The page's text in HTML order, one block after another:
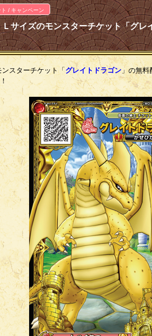
ト / キャンペーン
サイズのモンスターチケット「グレ
ンスターチケット「グレイトドラゴン」の無料